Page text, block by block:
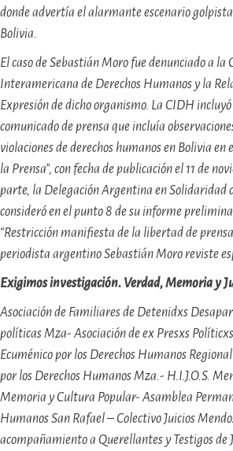
donde advertía el alarmante escenario
Bolivia.
El caso de Sebastián Moro fue denunciado a la
Interamericana de Derechos Humanos y la
Expresión de dicho organismo. La CIDH
comunicado de prensa que incluía
violaciones de derechos humanos en Bolivia en
la Prensa”, con fecha de publicación el 11 de
parte, la Delegación Argentina en Solidaridad
consideró en el punto 8 de su informe
“Restricción manifiesta de la libertad de
periodista argentino Sebastián Moro reviste
Exigimos investigación. Verdad, Memoria y
Asociación de Familiares de Detenidxs
políticas Mza- Asociación de ex Presxs
Ecuménico por los Derechos Humanos
por los Derechos Humanos Mza.- H.I.J.O.S.
Memoria y Cultura Popular- Asamblea
Humanos San Rafael – Colectivo Juicios
acompañamiento a Querellantes y Testigos de